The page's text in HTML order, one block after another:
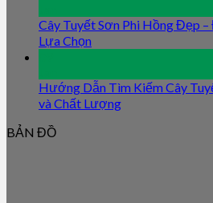
Cây Tuyết Sơn Phi Hồng Đẹp
Lựa Chọn
Hướng Dẫn Tìm Kiếm Cây
và Chất Lượng
BẢN ĐỒ